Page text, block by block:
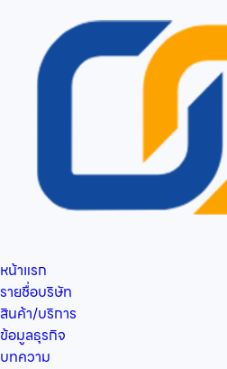
หน้าแรก
รายชื่อบริษัท
สินค้า/บริการ
ข้อมูลธุรกิจ
บทความ